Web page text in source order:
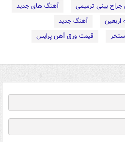
جراح بینی ترمیمی
آهنگ های جدید
اربعین
آهنگ جدید
قیمت ورق آهن پرایس